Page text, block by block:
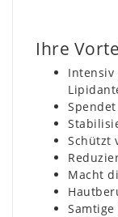
Ihre
Schützt
Macht